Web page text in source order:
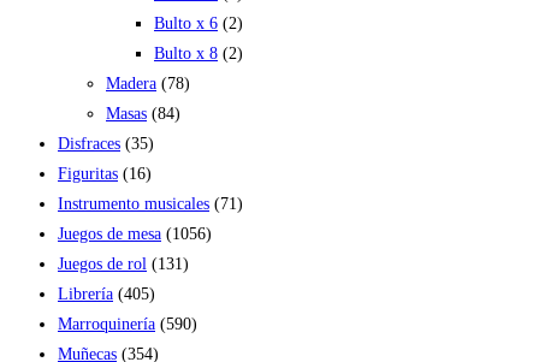
Bulto x 6 (2)
Bulto x 8 (2)
Madera (78)
Masas (84)
Disfraces (35)
Figuritas (16)
Instrumento musicales (71)
Juegos de mesa (1056)
Juegos de rol (131)
Librería (405)
Marroquinería (590)
Muñecas (354)